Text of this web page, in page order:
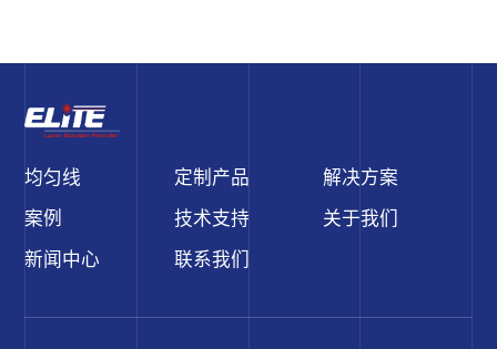
均匀线 定制产品
解决方案
案例
技术支持
关于我们
新闻中心
联系我们